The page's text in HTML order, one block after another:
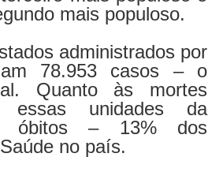
mais populoso.
administrados por
78.953 casos – o
Quanto às mortes
essas unidades da
óbitos – 13% dos
no país.